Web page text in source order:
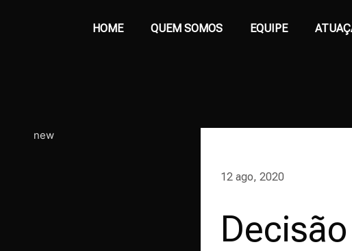
HOME QUEM SOMOS EQUIPE
12 ago, 2020